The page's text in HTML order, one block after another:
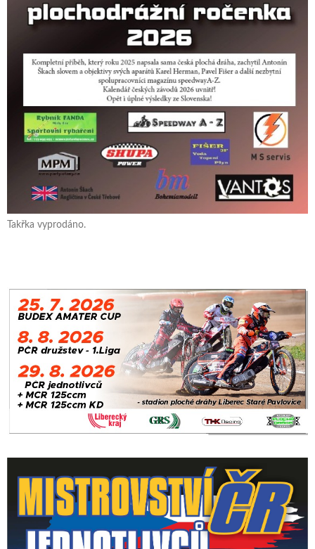
Takřka vyprodáno.